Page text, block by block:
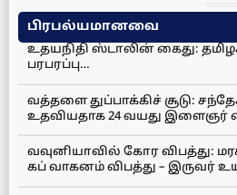
பிரபல்யமானவை
உதயநிதி ஸ்டாலின் கைது:
பரபரப்பு…
வத்தளை துப்பாக்கிச் சூடு:
உதவியதாக 24 வயது இளைஞர்
வவுனியாவில் கோர விபத்து:
கப் வாகனம் விபத்து – இருவர்